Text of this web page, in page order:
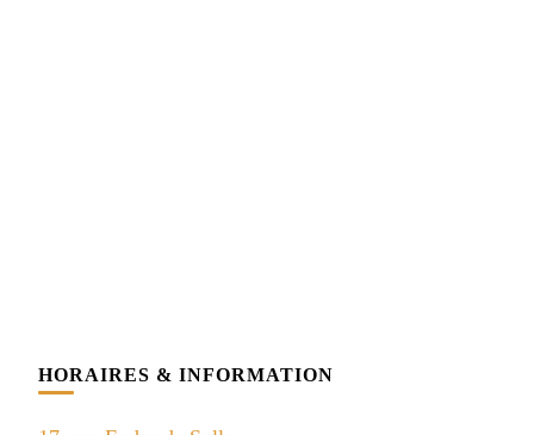
HORAIRES & INFORMATION